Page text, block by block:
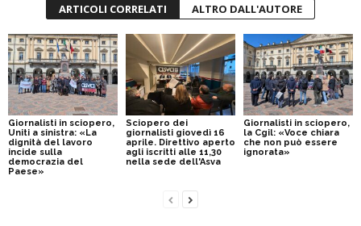
ARTICOLI CORRELATI ALTRO DALL'AUTORE
Giornalisti in sciopero,
Uniti a sinistra: «La
dignità del lavoro
incide sulla
democrazia del
Paese»
Sciopero dei
giornalisti giovedì 16
aprile. Direttivo aperto
agli iscritti alle 11,30
nella sede dell'Asva
Giornalisti in sciopero,
la Cgil: «Voce chiara
che non può essere
ignorata»